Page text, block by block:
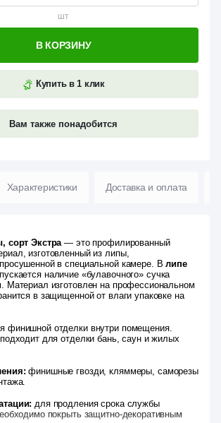
шт
Купить в 1 клик
Вам также понадобится
В КОРЗИНУ
Характеристики Доставка и оплата
сорт Экстра— это профилированный
изготовленный из липы,
в специальной камере. Влипе
наличие «булавочного» сучка
Материал изготовлен на профессиональном
в защищенной от влаги упаковке на
финишной отделки внутри помещения.
для отделки бань, саун и жилых
финишные гвозди, кляммеры, саморезы
для продления срока службы
покрыть защитно-декоративным